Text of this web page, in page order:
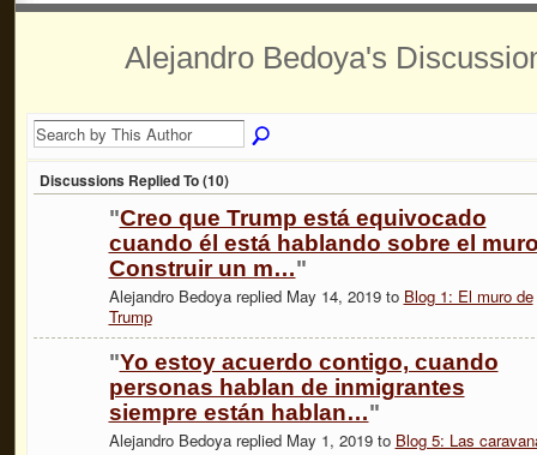
Alejandro Bedoya's
Discussions Replied To (10)
"Creo que Trump está equivocado
cuando él está hablando sobre el
Construir un m…"
Alejandro Bedoya replied May 14, 2019 to Blog 1: El muro de
Trump
"Yo estoy acuerdo contigo, cuando
personas hablan de inmigrantes
siempre están hablan…"
Alejandro Bedoya replied May 1, 2019 to Blog 5: Las